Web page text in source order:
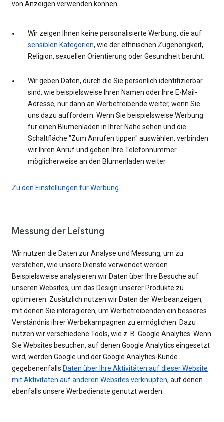
von Anzeigen verwenden können.
Wir zeigen Ihnen keine personalisierte Werbung, die auf
sensiblen Kategorien, wie der ethnischen Zugehörigkeit,
Religion, sexuellen Orientierung oder Gesundheit beruht.
Wir geben Daten, durch die Sie persönlich identifizierbar
sind, wie beispielsweise Ihren Namen oder Ihre E-Mail-
Adresse, nur dann an Werbetreibende weiter, wenn Sie
uns dazu auffordern. Wenn Sie beispielsweise Werbung
für einen Blumenladen in Ihrer Nähe sehen und die
Schaltfläche "Zum Anrufen tippen" auswählen, verbinden
wir Ihren Anruf und geben Ihre Telefonnummer
möglicherweise an den Blumenladen weiter.
Zu den Einstellungen für Werbung
Messung der Leistung
Wir nutzen die Daten zur Analyse und Messung, um zu
verstehen, wie unsere Dienste verwendet werden.
Beispielsweise analysieren wir Daten über Ihre Besuche auf
unseren Websites, um das Design unserer Produkte zu
optimieren. Zusätzlich nutzen wir Daten der Werbeanzeigen,
mit denen Sie interagieren, um Werbetreibenden ein besseres
Verständnis ihrer Werbekampagnen zu ermöglichen. Dazu
nutzen wir verschiedene Tools, wie z. B. Google Analytics. Wenn
Sie Websites besuchen, auf denen Google Analytics eingesetzt
wird, werden Google und der Google Analytics-Kunde
gegebenenfalls Daten über Ihre Aktivitäten auf dieser Website
mit Aktivitäten auf anderen Websites verknüpfen, auf denen
ebenfalls unsere Werbedienste genutzt werden.